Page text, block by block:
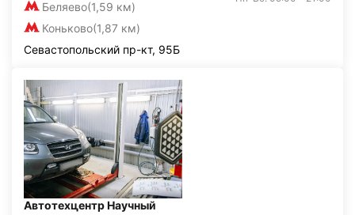
Беляево(1,59 км)
Коньково(1,87 км)
Севастопольский пр-кт, 95Б
Автотехцентр Научный